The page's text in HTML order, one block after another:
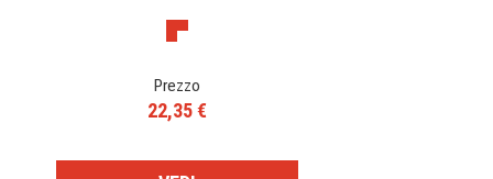
Prezzo
22,35 €